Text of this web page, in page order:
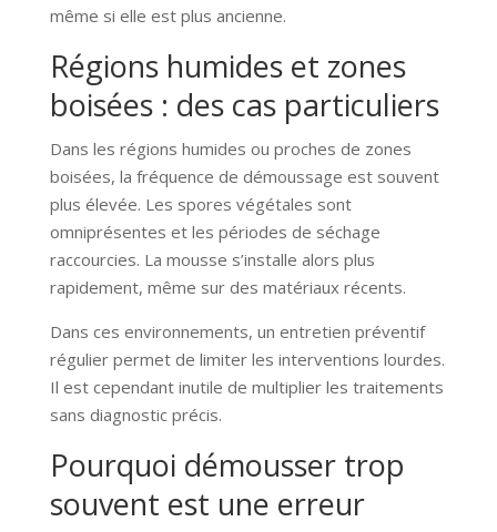
même si elle est plus ancienne.
Régions humides et zones
boisées : des cas particuliers
Dans les régions humides ou proches de zones
boisées, la fréquence de démoussage est souvent
plus élevée. Les spores végétales sont
omniprésentes et les périodes de séchage
raccourcies. La mousse s’installe alors plus
rapidement, même sur des matériaux récents.
Dans ces environnements, un entretien préventif
régulier permet de limiter les interventions lourdes.
Il est cependant inutile de multiplier les traitements
sans diagnostic précis.
Pourquoi démousser trop
souvent est une erreur